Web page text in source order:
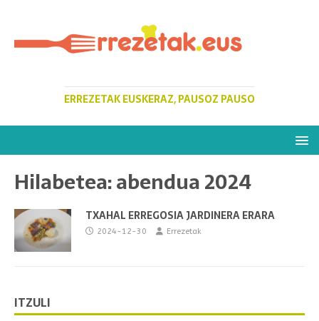
ERREZETAK EUSKERAZ, PAUSOZ PAUSO
Hilabetea:abendua 2024
TXAHAL ERREGOSIA JARDINERA ERARA
2024-12-30 Errezetak
ITZULI